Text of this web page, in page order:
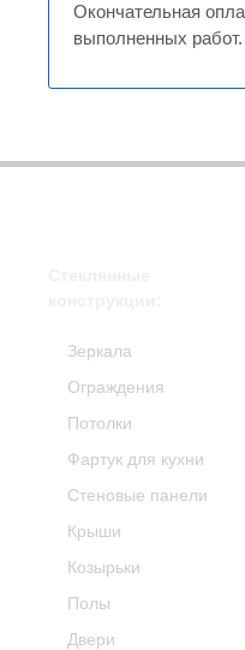
Окончательная
выполненных работ.
Зеркала
Ограждения
Потолки
Фартук для кухни
Стеновые панели
Крыши
Козырьки
Полы
Двери